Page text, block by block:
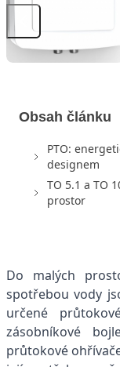
Obsah článku
PTO:
designem
TO 5.1 a TO
prostor
Do malých
spotřebou vody
určené
zásobníkové
průtokové